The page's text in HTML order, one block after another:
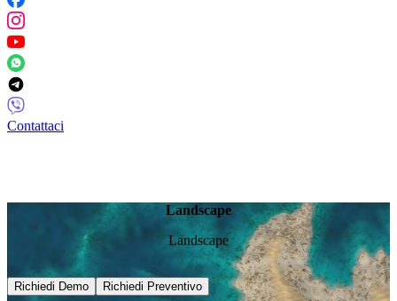
Contattaci
Landscape
Landscape
Richiedi Demo Richiedi Preventivo